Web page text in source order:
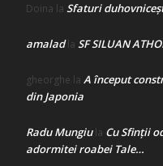
Doina la Sfaturi
amaladla SF SILUAN
gheorghe la A început
din Japonia
Radu Mungiula Cu Sfinții
adormitei roabei Tale…